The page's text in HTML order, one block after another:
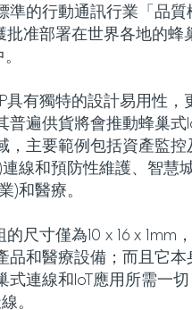
準的行動通訊行業「品質
批准部署在世界各地的
具有獨特的設計易用性
普遍供貨將會推動蜂巢式
，主要範例包括資產監
線和預防性維護、智慧
)和醫療。
的尺寸僅為10 x 16 x
品和醫療設備；而且它
式連線和IoT應用所需一
。